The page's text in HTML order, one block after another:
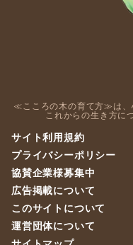
≪こころの木の育て方≫は、
これからの生き方に
サイト利用規約
プライバシーポリシー
協賛企業様募集中
広告掲載について
このサイトについて
運営団体について